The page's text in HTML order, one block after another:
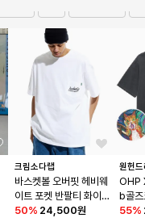
크림소다랩
바스켓볼 오버핏 헤비웨
이트 포켓 반팔티 화이
트 블랙
50% 24,500원
원헌
OHP
b골
먼트
55%